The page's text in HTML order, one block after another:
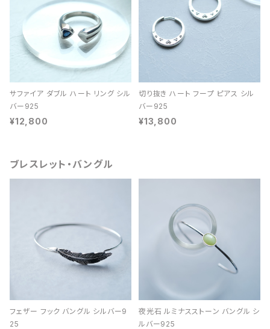
サファイア ダブル ハート リング シル
バー925
¥12,800
切り抜き ハート フープ ピアス シル
バー925
¥13,800
ブレスレット・バングル
フェザー フック バングル シルバー9
25
夜光石 ルミナスストーン バングル シ
ルバー925